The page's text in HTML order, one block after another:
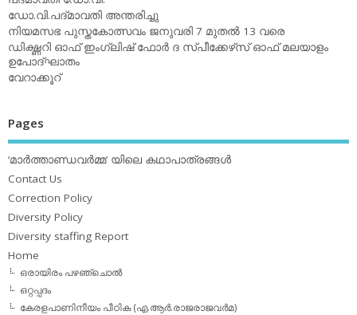
ഡോ.വി.പദ്മാവതി അന്തരിച്ചു
നിയമസഭ പുസ്തകോത്സവം ജനുവരി 7 മുതല്‍ 13 വരെ
ഡിക്ഷ്ണറി ഓഫ് ഇംഗ്ലിഷ് ഫോര്‍ ദ സ്പീക്കേഴ്‌സ് ഓഫ് മലയാളം
ഉപോദ്ഘാതം
വേറാക്കൂറ്
Pages
‘മാര്‍ത്താണ്ഡവര്‍മ്മ’ യിലെ കഥാപാത്രങ്ങള്‍
Contact Us
Correction Policy
Diversity Policy
Diversity staffing Report
Home
ഒരായിരം പഴഞ്ചൊല്‍
ഒറ്റപ്പദം
കേരളപാണിനീയം പീഠിക (എ.ആര്‍.രാജരാജവര്‍മ)